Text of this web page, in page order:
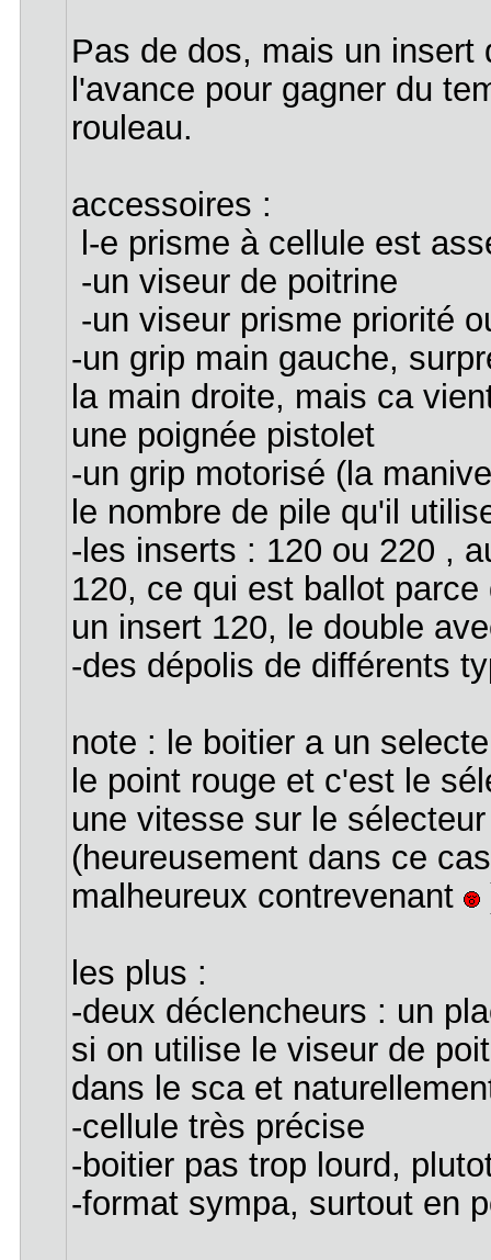
Pas de dos, mais un insert
l'avance pour gagner du
rouleau.
accessoires :
l-e prisme à cellule est
-un viseur de poitrine
-un viseur prisme priorité
-un grip main gauche,
la main droite, mais ca
une poignée pistolet
-un grip motorisé (la
le nombre de pile qu'il
-les inserts : 120 ou 220 ,
120, ce qui est ballot
un insert 120, le double
-des dépolis de différents
note : le boitier a un
le point rouge et c'est le
une vitesse sur le
(heureusement dans ce
malheureux contrevenant
les plus :
-deux déclencheurs : un
si on utilise le viseur de
dans le sca et
-cellule très précise
-boitier pas trop lourd,
-format sympa, surtout en